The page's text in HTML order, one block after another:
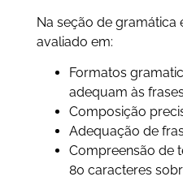
Na seção de gramática
avaliado em:
Formatos
adequam às frases
Composição
Adequação de
Compreensão de
80 caracteres